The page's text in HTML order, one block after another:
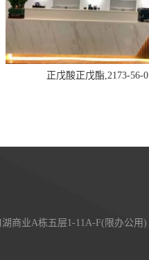
正戊酸正戊酯,2173-56-0
商业A栋五层1-11A-F(限办公用)